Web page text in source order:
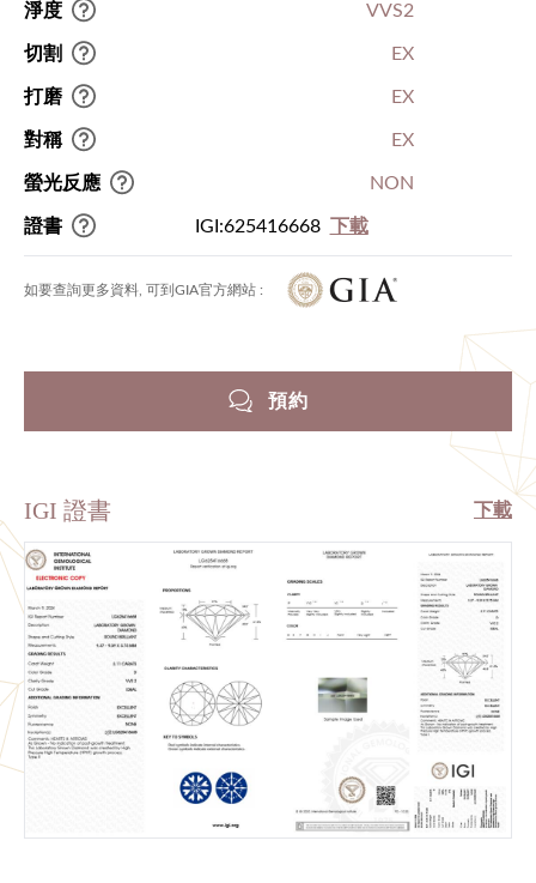
淨度 VVS2
切割 EX
打磨 EX
對稱 EX
螢光反應 NON
證書 IGI:625416668 下載
如要查詢更多資料, 可到GIA官方網站 :
預約
IGI 證書 下載